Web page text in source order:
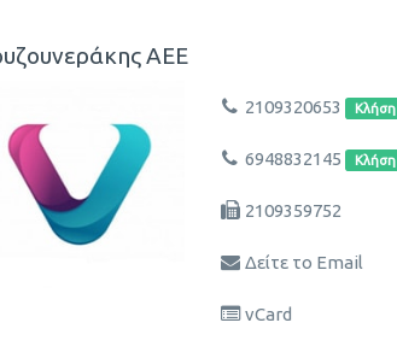
ΑΕΕ
2109320653 Κλήση
6948832145 Κλήση
2109359752
Δείτε το Email
vCard